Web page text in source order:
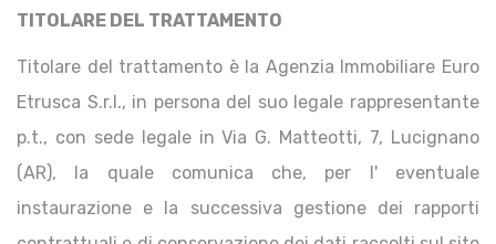
TITOLARE DEL TRATTAMENTO
Titolare del trattamento è la Agenzia Immobiliare Euro
Etrusca S.r.l., in persona del suo legale rappresentante
p.t., con sede legale in Via G. Matteotti, 7, Lucignano
(AR), la quale comunica che, per l' eventuale
instaurazione e la successiva gestione dei rapporti